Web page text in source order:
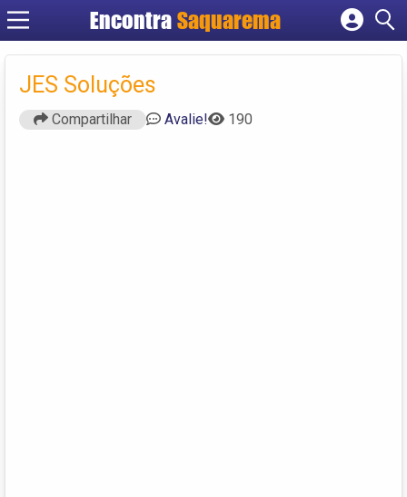
Encontra Saquarema
Cadastrar empresa
JES Soluções
Compartilhar Avalie! 190